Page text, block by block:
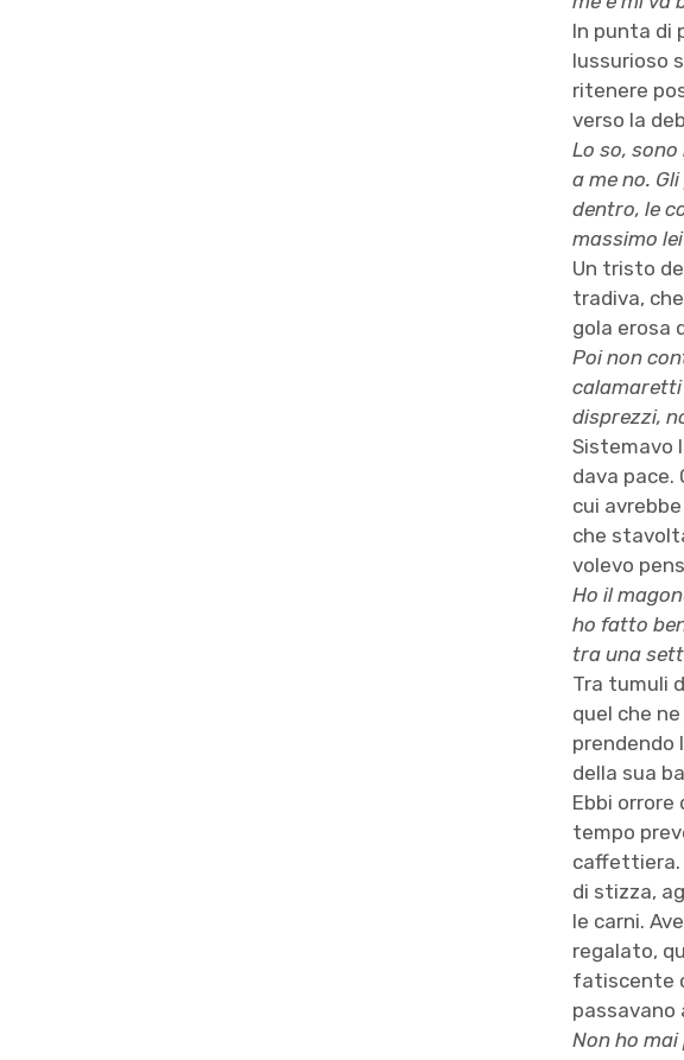
In punta di
lussurioso
ritenere
verso la
Lo so,
a me no.
dentro, le
massimo
Un tristo
tradiva,
gola erosa
Poi non
calamaretti
disprezzi,
Sistemavo
dava pace.
cui
che
volevo
Ho il
ho fatto
tra una
Tra tumuli
quel che
prendendo
della sua
Ebbi orrore
tempo
caffettiera.
di stizza,
le carni.
regalato,
fatiscente
passavano
Non ho